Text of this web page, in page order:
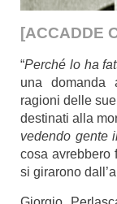
[ACCADDE
“Perché lo ha
una domanda
ragioni delle
destinati alla
vedendo gente
cosa avrebbero
si girarono